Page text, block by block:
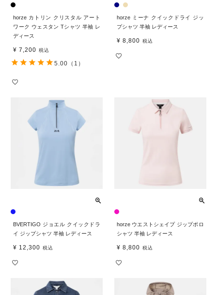
horze カトリン クリスタル アート
ワーク ウェスタン Tシャツ 半袖 レ
ディース
¥ 7,200 税込
5.00 （1）
horze ミーナ クイックドライ ジッ
プシャツ 半袖 レディース
¥ 8,800 税込
BVERTIGO ジョエル クイックドラ
イ ジップシャツ 半袖 レディース
¥ 12,300 税込
horze ウエストシェイプ ジップポロ
シャツ 半袖 レディース
¥ 8,800 税込